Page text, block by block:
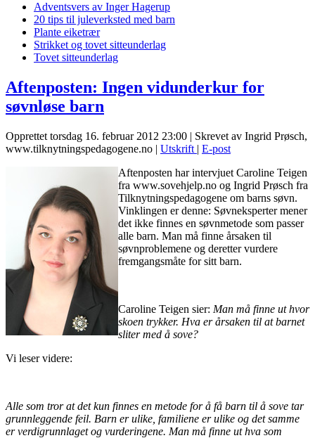
Adventsvers av Inger Hagerup
20 tips til juleverksted med barn
Plante eiketrær
Strikket og tovet sitteunderlag
Tovet sitteunderlag
Aftenposten: Ingen vidunderkur for
søvnløse barn
Opprettet torsdag 16. februar 2012 23:00 | Skrevet av Ingrid Prøsch,
www.tilknytningspedagogene.no | Utskrift | E-post
Aftenposten har intervjuet Caroline Teigen
fra www.sovehjelp.no og Ingrid Prøsch fra
Tilknytningspedagogene om barns søvn.
Vinklingen er denne: Søvneksperter mener
det ikke finnes en søvnmetode som passer
alle barn. Man må finne årsaken til
søvnproblemene og deretter vurdere
fremgangsmåte for sitt barn.
Caroline Teigen sier: Man må finne ut hvor
skoen trykker. Hva er årsaken til at barnet
sliter med å sove?
Vi leser videre:
Alle som tror at det kun finnes en metode for å få barn til å sove tar
grunnleggende feil. Barn er ulike, familiene er ulike og det samme
er verdigrunnlaget og vurderingene. Man må finne ut hva som